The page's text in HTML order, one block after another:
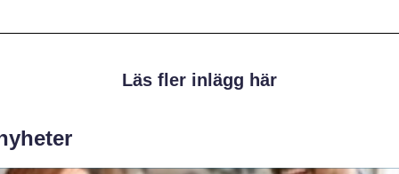
Läs fler inlägg här